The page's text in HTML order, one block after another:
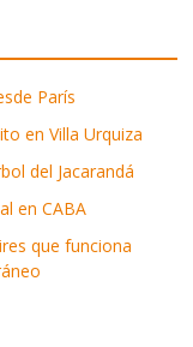
París
en Villa Urquiza
del Jacarandá
en CABA
que funciona